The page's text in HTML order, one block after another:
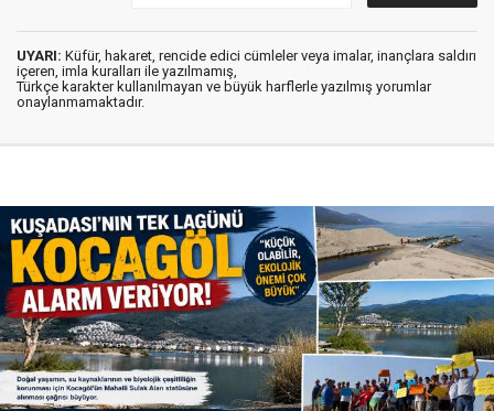
UYARI: Küfür, hakaret, rencide edici cümleler veya imalar, inançlara saldırı
içeren, imla kuralları ile yazılmamış,
Türkçe karakter kullanılmayan ve büyük harflerle yazılmış yorumlar
onaylanmamaktadır.